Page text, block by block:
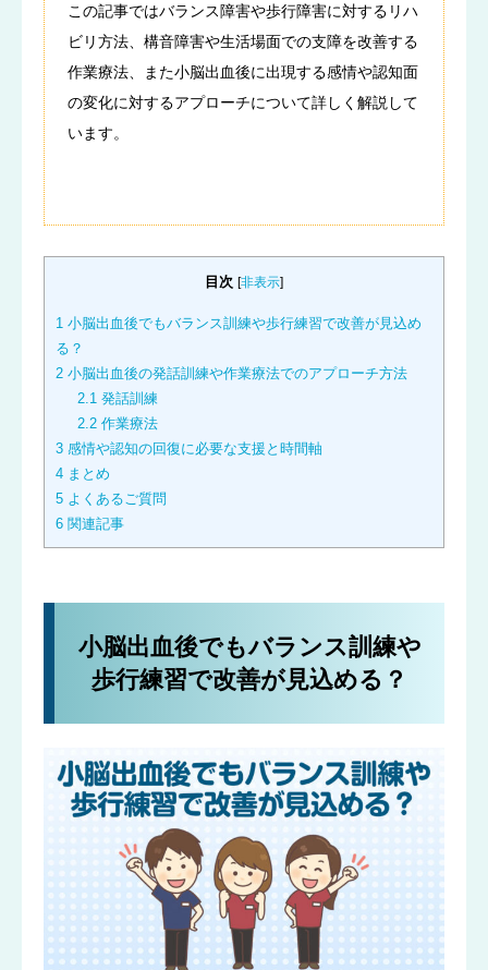
この記事ではバランス障害や歩行障害に対するリハ
ビリ方法、構音障害や生活場面での支障を改善する
作業療法、また小脳出血後に出現する感情や認知面
の変化に対するアプローチについて詳しく解説して
います。
目次 [非表示]
1 小脳出血後でもバランス訓練や歩行練習で改善が見込め
る？
2 小脳出血後の発話訓練や作業療法でのアプローチ方法
2.1 発話訓練
2.2作業療法
3 感情や認知の回復に必要な支援と時間軸
4 まとめ
5 よくあるご質問
6 関連記事
小脳出血後でもバランス訓練や
歩行練習で改善が見込める？